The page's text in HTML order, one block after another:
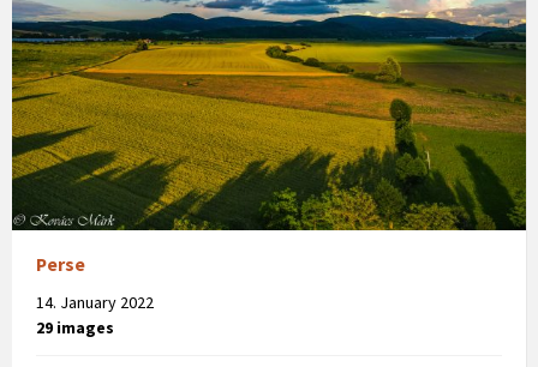
Perse
14. January 2022
29 images